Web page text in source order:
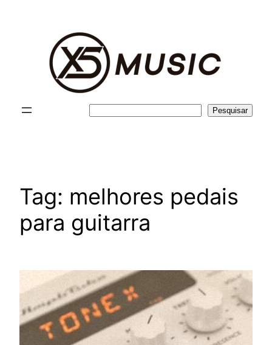
Pesquisar
Tag: melhores pedais
para guitarra